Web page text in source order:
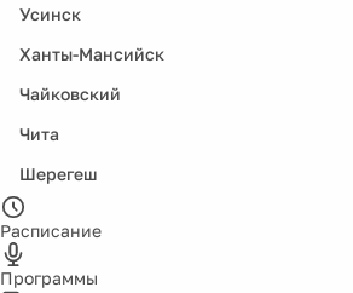
Усинск
Ханты-Мансийск
Чайковский
Чита
Шерегеш
Расписание
Программы